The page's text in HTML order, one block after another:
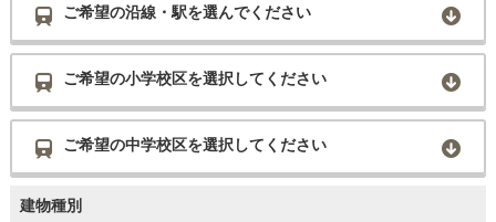
ご希望の沿線・駅を選んでください
ご希望の小学校区を選択してください
ご希望の中学校区を選択してください
建物種別